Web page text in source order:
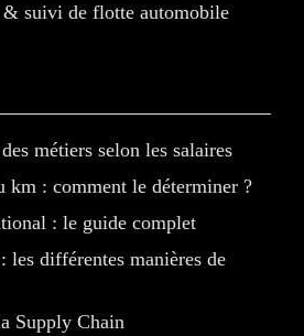
& suivi de flotte automobile
métiers selon les salaires
km : comment le déterminer ?
: le guide complet
les différentes manières de
Supply Chain